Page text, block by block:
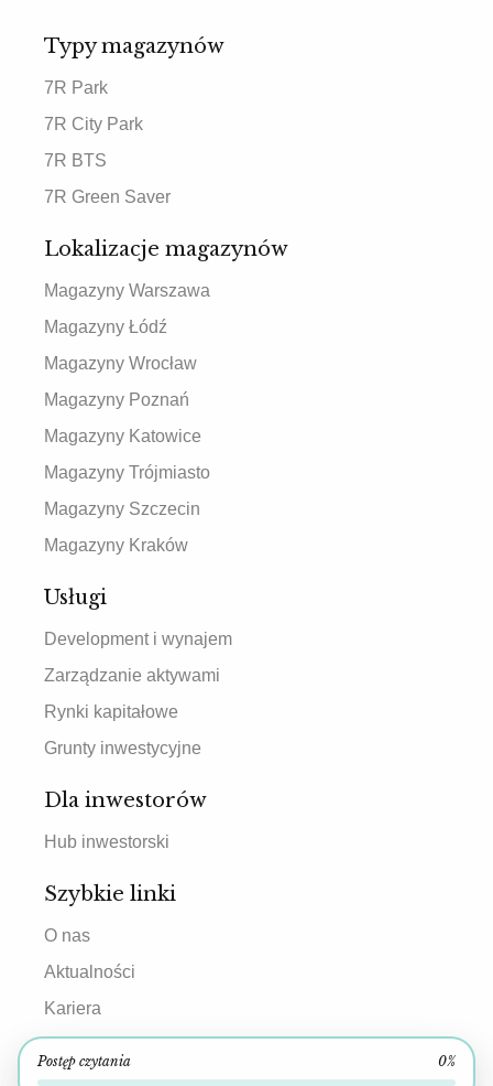
Postęp czytania 0%
Typy magazynów
7R Park
7R City Park
7R BTS
7R Green Saver
Lokalizacje magazynów
Magazyny Warszawa
Magazyny Łódź
Magazyny Wrocław
Magazyny Poznań
Magazyny Katowice
Magazyny Trójmiasto
Magazyny Szczecin
Magazyny Kraków
Usługi
Development i wynajem
Zarządzanie aktywami
Rynki kapitałowe
Grunty inwestycyjne
Dla inwestorów
Hub inwestorski
Szybkie linki
O nas
Aktualności
Kariera